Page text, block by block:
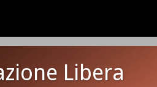
Libera